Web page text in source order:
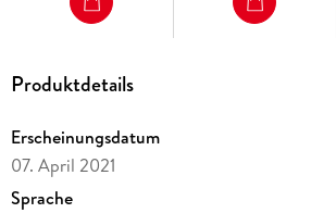
Produktdetails
Erscheinungsdatum
07. April 2021
Sprache